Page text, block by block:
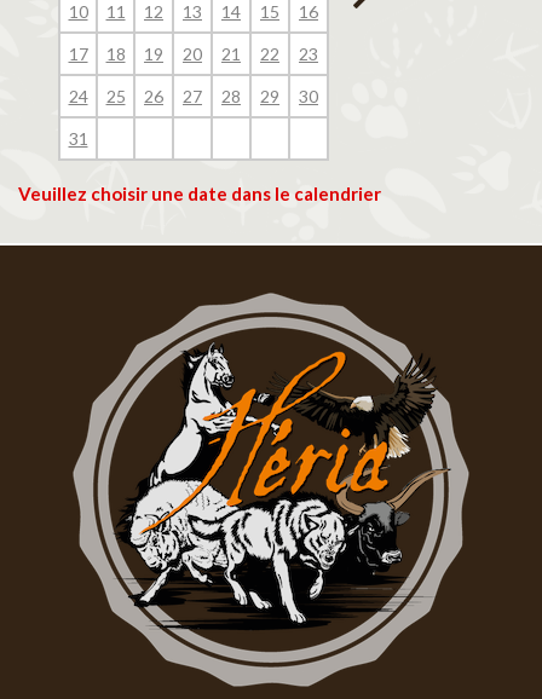
10 11 12 13 14 15 16
17 18 19 20 21 22 23
24 25 26 27 28 29 30
31
14
Veuillez choisir une date dans le calendrier